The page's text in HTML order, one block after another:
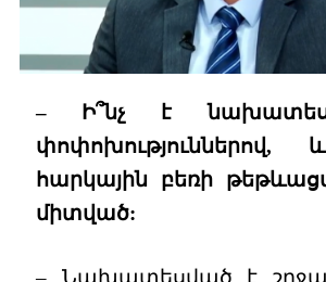
– Ի՞նչ է
փոփոխություններով,
հարկային բեռի
միտված:
– Նախատեսված է